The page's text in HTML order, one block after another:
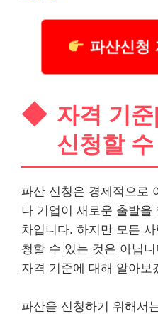
파산신청
자격 기
신청할
파산 신청은 경제적으로
나 기업이 새로운 출발을
차입니다. 하지만 모든
청할 수 있는 것은 아닙
자격 기준에 대해 알아보
파산을 신청하기 위해서